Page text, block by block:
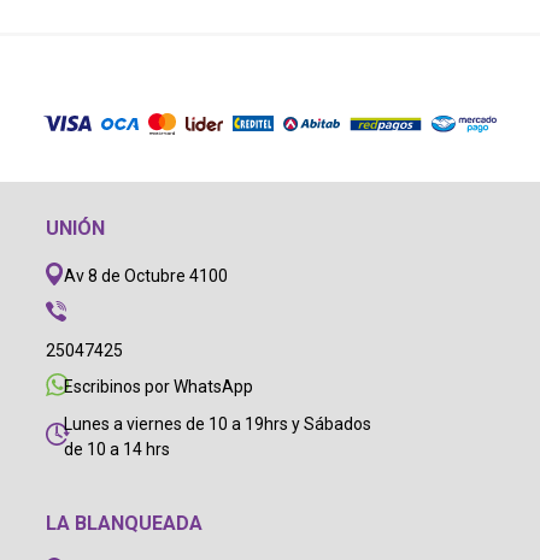
UNIÓN
Av 8 de Octubre 4100
25047425
Escribinos por WhatsApp
Lunes a viernes de 10 a 19hrs y Sábados
de 10 a 14 hrs
LA BLANQUEADA